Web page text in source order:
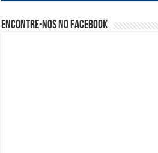
Encontre-nos no Facebook